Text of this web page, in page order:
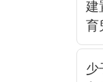
建
育
少